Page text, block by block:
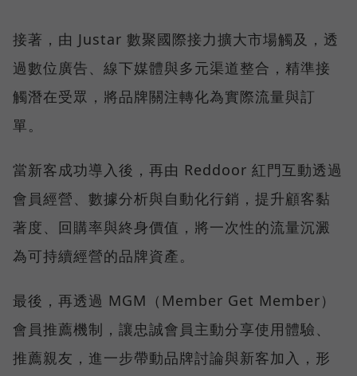
接著，由 Justar 數聚國際接力擴大市場觸及，透
過數位廣告、線下媒體與多元渠道整合，精準接
觸潛在受眾，將品牌關注轉化為實際流量與訂
單。
當新客成功導入後，再由 Reddoor 紅門互動透過
會員經營、數據分析與自動化行銷，提升顧客黏
著度、回購率與終身價值，將一次性的流量沉澱
為可持續經營的品牌資產。
最後，再透過 MGM（Member Get Member）
會員推薦機制，讓忠誠會員主動分享使用體驗、
推薦親友，進一步帶動品牌討論與新客加入，形